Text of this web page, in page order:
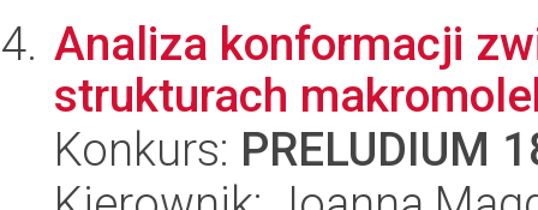
Analiza konformacji
strukturach
Konkurs: PRELUDIUM